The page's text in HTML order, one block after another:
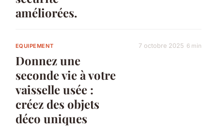
améliorées.
EQUIPEMENT
Donnez une
seconde vie à votre
vaisselle usée :
créez des objets
déco uniques
7 octobre 2025 6 min